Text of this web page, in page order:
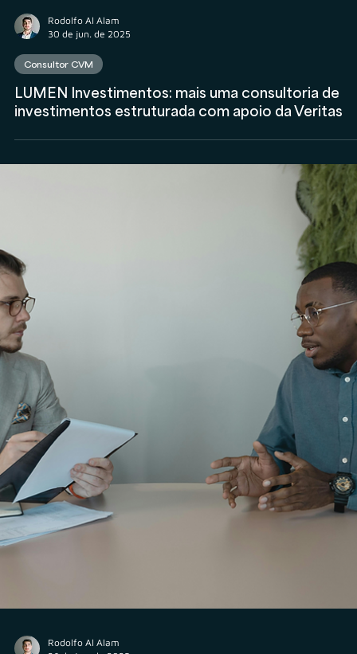
LUMEN Investimentos: mais uma consultoria de
investimentos estruturada com apoio da Veritas